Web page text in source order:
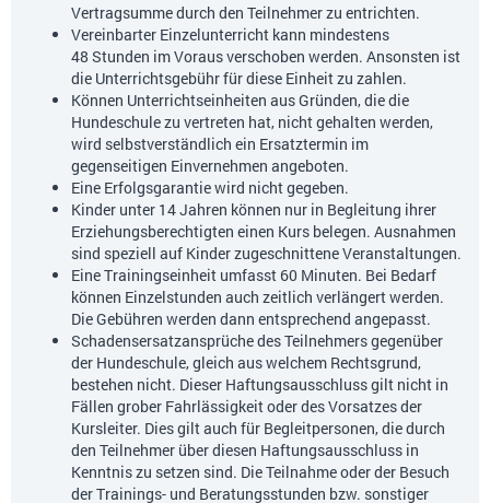
Vertragsumme durch den Teilnehmer zu entrichten.
Vereinbarter Einzelunterricht kann mindestens
48 Stunden im Voraus verschoben werden. Ansonsten ist
die Unterrichtsgebühr für diese Einheit zu zahlen.
Können Unterrichtseinheiten aus Gründen, die die
Hundeschule zu vertreten hat, nicht gehalten werden,
wird selbstverständlich ein Ersatztermin im
gegenseitigen Einvernehmen angeboten.
Eine Erfolgsgarantie wird nicht gegeben.
Kinder unter 14 Jahren können nur in Begleitung ihrer
Erziehungsberechtigten einen Kurs belegen. Ausnahmen
sind speziell auf Kinder zugeschnittene Veranstaltungen.
Eine Trainingseinheit umfasst 60 Minuten. Bei Bedarf
können Einzelstunden auch zeitlich verlängert werden.
Die Gebühren werden dann entsprechend angepasst.
Schadensersatzansprüche des Teilnehmers gegenüber
der Hundeschule, gleich aus welchem Rechtsgrund,
bestehen nicht. Dieser Haftungsausschluss gilt nicht in
Fällen grober Fahrlässigkeit oder des Vorsatzes der
Kursleiter. Dies gilt auch für Begleitpersonen, die durch
den Teilnehmer über diesen Haftungsausschluss in
Kenntnis zu setzen sind. Die Teilnahme oder der Besuch
der Trainings- und Beratungsstunden bzw. sonstiger